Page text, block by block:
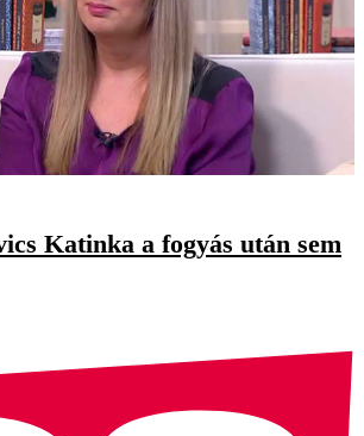
Katinka a fogyás után sem